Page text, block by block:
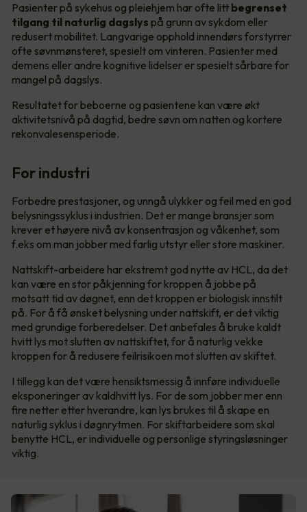
Pasienter på sykehus og pleiehjem har ofte litt begrenset
tilgang til naturlig dagslys på grunn av sykdom eller
redusert mobilitet. Langvarige opphold innendørs forstyrrer
ofte søvnmønsteret, spesielt om vinteren. Pasienter med
demens eller andre kognitive lidelser er spesielt sårbare for
mangel på dagslys.
Resultatet for beboerne og pasientene kan være økt
aktivitetsnivå på dagtid, bedre søvn om natten og kortere
rekonvalesensperiode.
For industri
Forbedre prestasjoner, og unngå ulykker og feil med en god
belysningssyklus i industrien. Det er mange bransjer som
krever et høyere nivå av konsentrasjon og våkenhet, som
f.eks om man jobber med farlig utstyr eller store maskiner.
Nattskift-arbeidere har ekstremt god nytte av HCL, da det
kan være en stor påkjenning for kroppen å jobbe på
motsatt tid av døgnet, enn det kroppen er biologisk innstilt
på. For å få ønsket belysning under nattskift, er det viktig
med grundige forberedelser. Det anbefales å bruke kaldt
hvitt lys mot slutten av nattskiftet, for å naturlig vekke
kroppen for å redusere feilrisikoen mot slutten av skiftet.
I tillegg kan det være hensiktsmessig å innføre individuelle
eksponeringer av kaldhvitt lys. For de som jobber mer enn
fire netter etter hverandre, kan lys brukes til å skape en
naturlig syklus i døgnrytmen. For skiftarbeidere som skal
benytte HCL, er individuelle og personlige styringsløsninger
viktig.